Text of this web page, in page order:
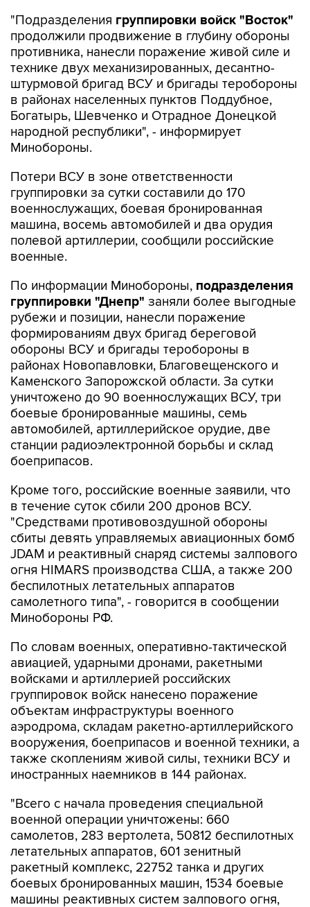
"Подразделения группировки войск "Восток"
продолжили продвижение в глубину обороны
противника, нанесли поражение живой силе и
технике двух механизированных, десантно-
штурмовой бригад ВСУ и бригады теробороны
в районах населенных пунктов Поддубное,
Богатырь, Шевченко и Отрадное Донецкой
народной республики", - информирует
Минобороны.
Потери ВСУ в зоне ответственности
группировки за сутки составили до 170
военнослужащих, боевая бронированная
машина, восемь автомобилей и два орудия
полевой артиллерии, сообщили российские
военные.
По информации Минобороны, подразделения
группировки "Днепр" заняли более выгодные
рубежи и позиции, нанесли поражение
формированиям двух бригад береговой
обороны ВСУ и бригады теробороны в
районах Новопавловки, Благовещенского и
Каменского Запорожской области. За сутки
уничтожено до 90 военнослужащих ВСУ, три
боевые бронированные машины, семь
автомобилей, артиллерийское орудие, две
станции радиоэлектронной борьбы и склад
боеприпасов.
Кроме того, российские военные заявили, что
в течение суток сбили 200 дронов ВСУ.
"Средствами противовоздушной обороны
сбиты девять управляемых авиационных бомб
JDAM и реактивный снаряд системы залпового
огня HIMARS производства США, а также 200
беспилотных летательных аппаратов
самолетного типа", - говорится в сообщении
Минобороны РФ.
По словам военных, оперативно-тактической
авиацией, ударными дронами, ракетными
войсками и артиллерией российских
группировок войск нанесено поражение
объектам инфраструктуры военного
аэродрома, складам ракетно-артиллерийского
вооружения, боеприпасов и военной техники, а
также скоплениям живой силы, техники ВСУ и
иностранных наемников в 144 районах.
"Всего с начала проведения специальной
военной операции уничтожены: 660
самолетов, 283 вертолета, 50812 беспилотных
летательных аппаратов, 601 зенитный
ракетный комплекс, 22752 танка и других
боевых бронированных машин, 1534 боевые
машины реактивных систем залпового огня,